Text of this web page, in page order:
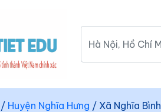
/ Huyện Nghĩa Hưng / Xã Nghĩa Bình